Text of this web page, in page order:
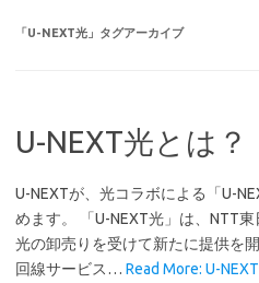
「U-NEXT光 」タグアーカイブ
U-NEXT光とは？
U-NEXTが、光コラボによる「U-
めます。 「U-NEXT光」は、NTT
光の卸売りを受けて新たに提供を
回線サービス… Read More: U-